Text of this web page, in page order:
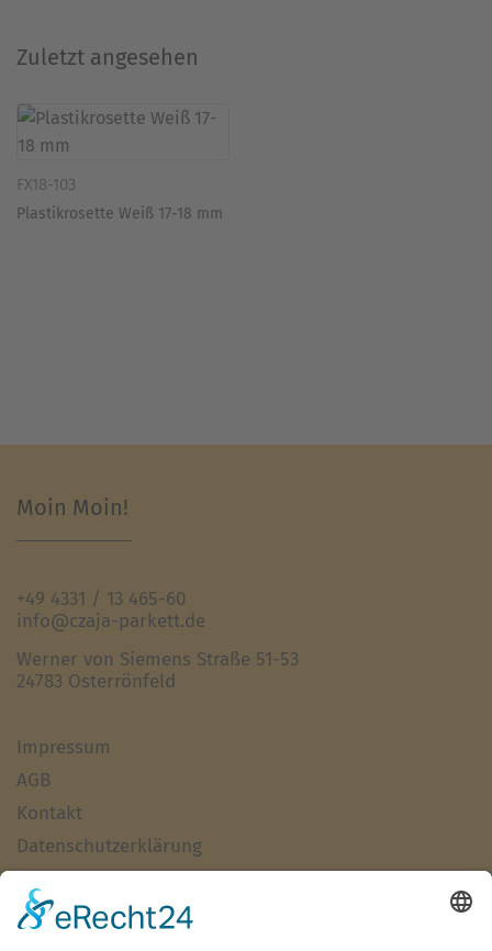
Zuletzt angesehen
FX18-103
Plastikrosette Weiß 17-18 mm
Moin Moin!
+49 4331 / 13 465-60
info@czaja-parkett.de
Werner von Siemens Straße 51-53
24783 Osterrönfeld
Impressum
AGB
Kontakt
Datenschutzerklärung